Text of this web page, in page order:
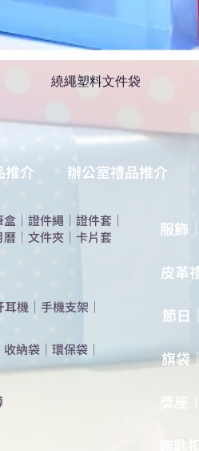
繞繩塑料文件袋
推介 辦公室禮品推介
盒 ｜ 證件繩 ｜ 證件套 ｜
曆 ｜ 文件夾 ｜ 卡片套
耳機 ｜ 手機支架 ｜
收納袋 ｜ 環保袋 ｜
服飾
皮革
節日
旗袋
獎座
​鑰匙扣